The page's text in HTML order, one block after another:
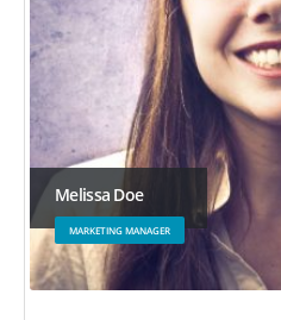
Melissa Doe
MARKETING MANAGER